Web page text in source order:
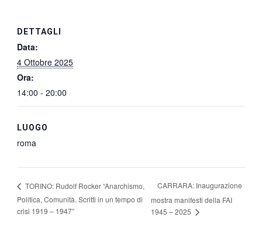
DETTAGLI
Data:
4 Ottobre 2025
Ora:
14:00 - 20:00
LUOGO
roma
TORINO: Rudolf Rocker “Anarchismo,
Politica, Comunità. Scritti in un tempo di
crisi 1919 – 1947”
CARRARA: Inaugurazione
mostra manifesti della FAI
1945 – 2025